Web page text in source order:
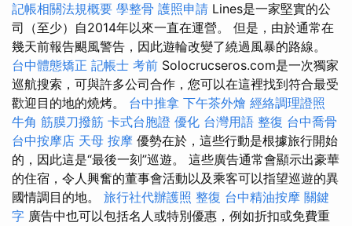
記帳相關法規概要 學整骨 護照申請 Lines是一家堅實的公
司（至少）自2014年以來一直在運營。 但是，由於通常在
幾天前報告颶風警告，因此遊輪改變了繞過風暴的路線。
台中體態矯正 記帳士 考前 Solocrucseros.com是一次獨家
巡航搜索，可與許多公司合作，您可以在這裡找到符合最受
歡迎目的地的燒烤。 台中推拿 下午茶外燴 經絡調理證照
牛角 筋膜刀撥筋 卡式台胞證 優化 台灣用語 整復 台中喬骨
台中按摩店 天母 按摩 優勢在於，這些行動是根據旅行開始
的，因此這是“最後一刻”巡遊。 這些廣告通常會顯示出豪華
的住宿，令人興奮的董事會活動以及乘客可以指望巡遊的異
國情調目的地。 旅行社代辦護照 整復 台中精油按摩 關鍵
字 廣告中也可以包括名人或特別優惠，例如折扣或免費重